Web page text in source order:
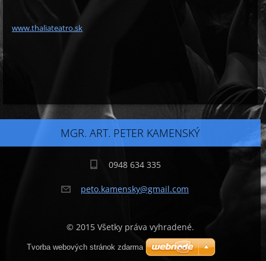
www.thaliateatro.sk
MGR. ART. PETER KAMENSKÝ
0948 634 335
peto.kamensky@gmail.com
© 2015 Všetky práva vyhradené.
Tvorba webových stránok zdarma